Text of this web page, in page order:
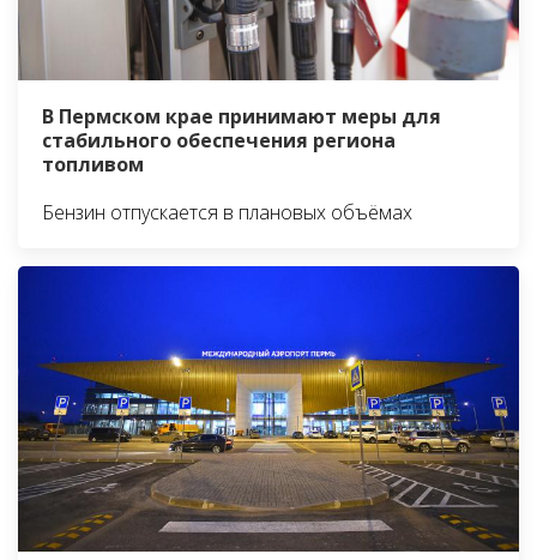
В Пермском крае принимают меры для
стабильного обеспечения региона
топливом
Бензин отпускается в плановых объёмах